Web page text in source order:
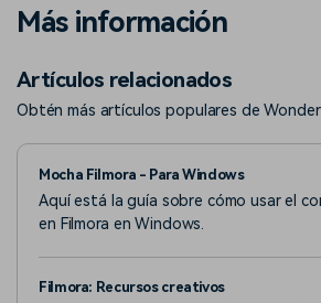
Más información
Artículos relacionados
Obtén más artículos populares de
Mocha Filmora - Para Windows
Aquí está la guía sobre cómo usar el
en Filmora en Windows.
Filmora: Recursos creativos